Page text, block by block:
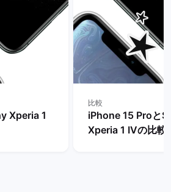
Xperia 1
比較
iPhone 15 Proと
Xperia 1 IVの比較